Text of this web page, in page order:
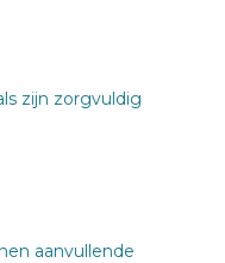
zijn zorgvuldig
aanvullende